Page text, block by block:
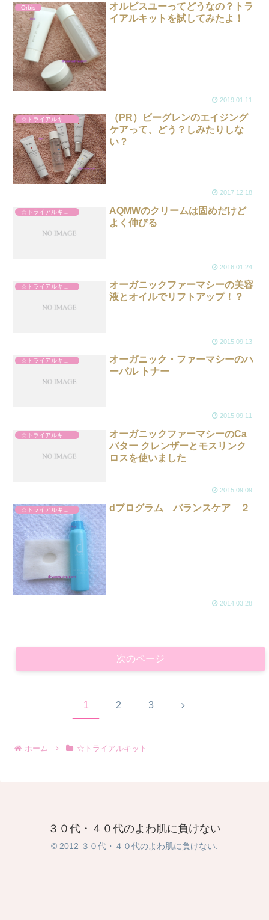
Orbis
オルビスユーってどうなの？トラ
イアルキットを試してみたよ！
2019.01.11
（PR）ビーグレンのエイジング
ケアって、どう？しみたりしな
い？
2017.12.18
AQMWのクリームは固めだけど
よく伸びる
2016.01.24
オーガニックファーマシーの美容
液とオイルでリフトアップ！？
2015.09.13
☆トライアルキット
オーガニック・ファーマシーのハ
ーバル トナー
2015.09.11
オーガニックファーマシーのCa
バター クレンザーとモスリンク
ロスを使いました
2015.09.09
dプログラム バランスケア ２
2014.03.28
次のページ
1 2 3 次
ホーム ☆トライアルキット
３０代・４０代のよわ肌に負けない
© 2012 ３０代・４０代のよわ肌に負けない.